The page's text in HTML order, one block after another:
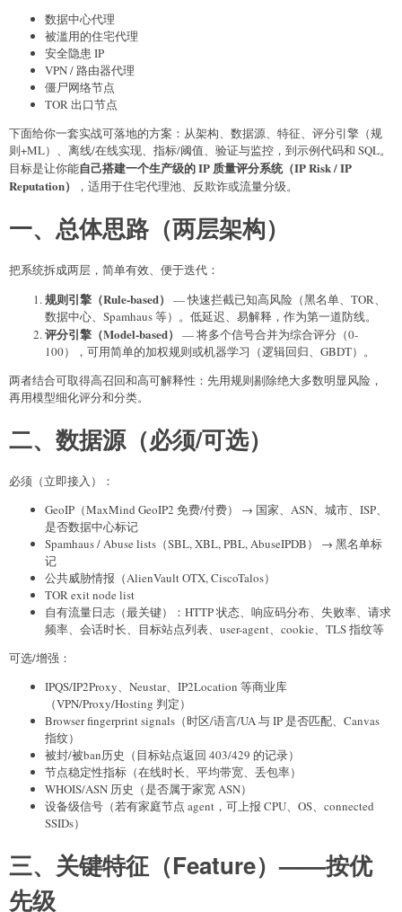
数据中心代理
被滥用的住宅代理
安全隐患 IP
VPN / 路由器代理
僵尸网络节点
TOR 出口节点
下面给你一套实战可落地的方案：从架构、数据源、特征、评分引擎（规
则+ML）、离线/在线实现、指标/阈值、验证与监控，到示例代码和 SQL。
目标是让你能自己搭建一个生产级的 IP 质量评分系统（IP Risk / IP
Reputation）
，适用于住宅代理池、反欺诈或流量分级。
一、总体思路（两层架构）
把系统拆成两层，简单有效、便于迭代：
规则引擎（Rule-based）
— 快速拦截已知高风险（黑名单、TOR、
数据中心、Spamhaus 等）。低延迟、易解释，作为第一道防线。
评分引擎（Model-based）
— 将多个信号合并为综合评分（0-
100），可用简单的加权规则或机器学习（逻辑回归、GBDT）。
两者结合可取得高召回和高可解释性：先用规则剔除绝大多数明显风险，
再用模型细化评分和分类。
二、数据源（必须/可选）
必须（立即接入）：
GeoIP（MaxMind GeoIP2 免费/付费） → 国家、ASN、城市、ISP、
是否数据中心标记
Spamhaus / Abuse lists（SBL, XBL, PBL, AbuseIPDB） → 黑名单标
记
公共威胁情报（AlienVault OTX, CiscoTalos）
TOR exit node list
自有流量日志（最关键）：HTTP 状态、响应码分布、失败率、请求
频率、会话时长、目标站点列表、user-agent、cookie、TLS 指纹等
可选/增强：
IPQS/IP2Proxy、Neustar、IP2Location 等商业库
（VPN/Proxy/Hosting 判定）
Browser fingerprint signals（时区/语言/UA 与 IP 是否匹配、Canvas
指纹）
被封/被ban历史（目标站点返回 403/429 的记录）
节点稳定性指标（在线时长、平均带宽、丢包率）
WHOIS/ASN 历史（是否属于家宽 ASN）
设备级信号（若有家庭节点 agent，可上报 CPU、OS、connected
SSIDs）
三、关键特征（Feature）——按优
先级